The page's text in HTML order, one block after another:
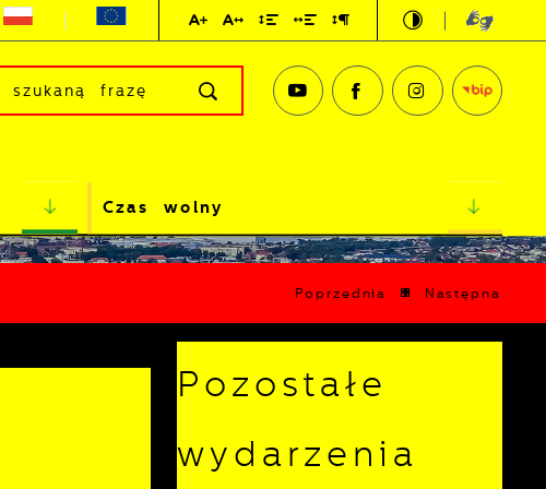
Czas wolny
Poprzednia Następna
Pozostałe
wydarzenia